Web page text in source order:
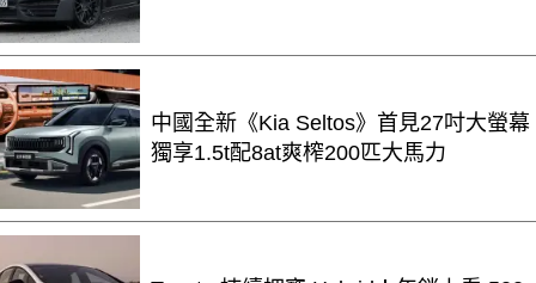
中國全新《Kia Seltos》首見27吋大螢幕
獨享1.5t配8at爽榨200匹大馬力